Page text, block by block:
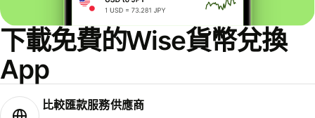
下載免費的Wise貨幣兌換
App
比較匯款服務供應商